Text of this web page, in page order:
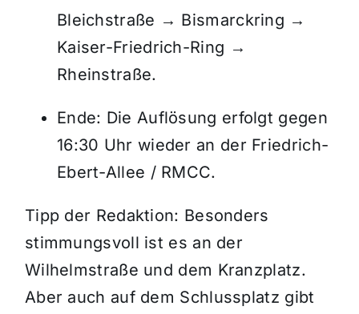
Bleichstraße → Bismarckring →
Kaiser-Friedrich-Ring →
Rheinstraße.
Ende: Die Auflösung erfolgt gegen
16:30 Uhr wieder an der Friedrich-
Ebert-Allee / RMCC.
Tipp der Redaktion: Besonders
stimmungsvoll ist es an der
Wilhelmstraße und dem Kranzplatz.
Aber auch auf dem Schlussplatz gibt